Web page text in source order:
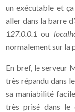
un exécutable et
aller dans la barre
127.0.0.1 ou
normalement sur la
En bref, le serveur
très répandu dans
sa maniabilité
très prisé dans le